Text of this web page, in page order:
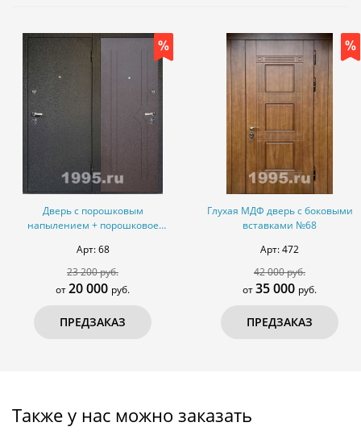
Дверь с порошковым
напылением + порошковое
Арт: 68
23 200 руб.
от20 000 руб.
ПРЕДЗАКАЗ
Глухая МДФ дверь с боковыми
вставками №68
Арт: 472
42 000 руб.
от35 000 руб.
ПРЕДЗАКАЗ
Также у нас можно заказать